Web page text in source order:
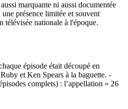
marquante ni aussi documentée
présence limitée et souvent
télévisée nationale à l'époque.
épisode était découpé en
et Ken Spears à la baguette. -
complets) : l’appellation « 26